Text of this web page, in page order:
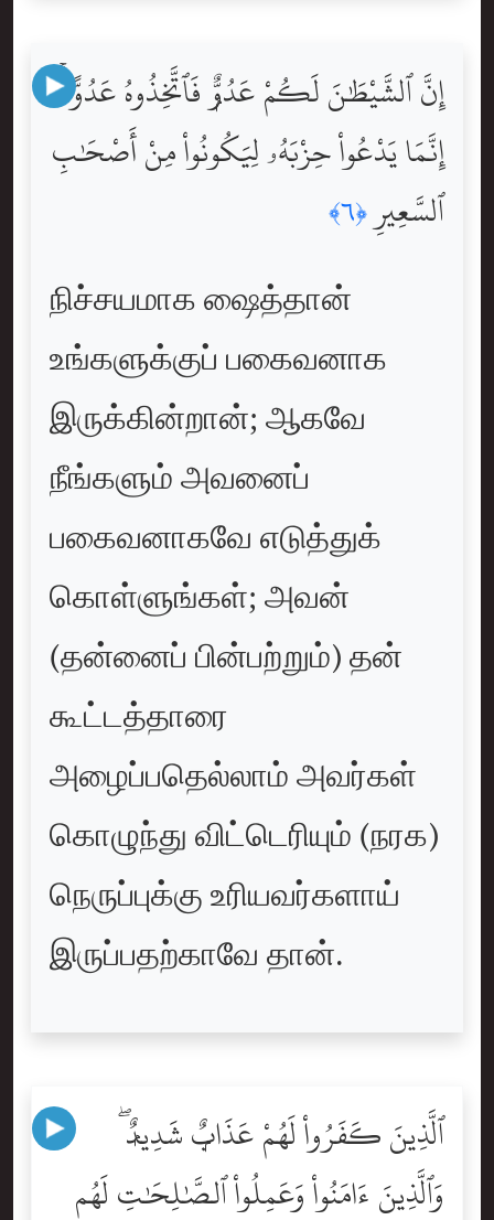
إِنَّ ٱلشَّيْطَٰنَ لَكُمْ عَدُوٌّۭ فَٱتَّخِذُوهُ عَدُوًّا ۚ
إِنَّمَا يَدْعُواْ حِزْبَهُۥ لِيَكُونُواْ مِنْ أَصْحَٰبِ
ٱلسَّعِيرِ﴿٦﴾
நிச்சயமாக ஷைத்தான்
உங்களுக்குப் பகைவனாக
இருக்கின்றான்; ஆகவே
நீங்களும் அவனைப்
பகைவனாகவே எடுத்துக்
கொள்ளுங்கள்; அவன்
(தன்னைப் பின்பற்றும்) தன்
கூட்டத்தாரை
அழைப்பதெல்லாம் அவர்கள்
கொழுந்து விட்டெரியும் (நரக)
நெருப்புக்கு உரியவர்களாய்
இருப்பதற்காவே தான்.
ٱلَّذِينَ كَفَرُواْ لَهُمْ عَذَابٌۭ شَدِيدٌۭ ۖ
وَٱلَّذِينَ ءَامَنُواْ وَعَمِلُواْ ٱلصَّٰلِحَٰتِ لَهُم